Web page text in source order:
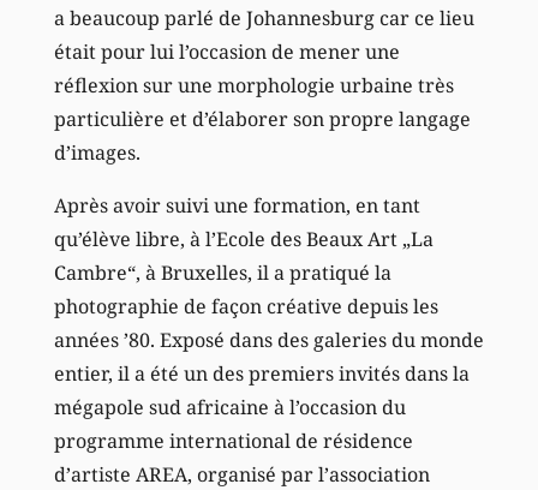
a beaucoup parlé de Johannesburg car ce lieu
était pour lui l’occasion de mener une
réflexion sur une morphologie urbaine très
particulière et d’élaborer son propre langage
d’images.
Après avoir suivi une formation, en tant
qu’élève libre, à l’Ecole des Beaux Art „La
Cambre“, à Bruxelles, il a pratiqué la
photographie de façon créative depuis les
années ’80. Exposé dans des galeries du monde
entier, il a été un des premiers invités dans la
mégapole sud africaine à l’occasion du
programme international de résidence
d’artiste AREA, organisé par l’association